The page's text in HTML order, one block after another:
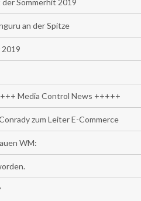
Sommerhit 2019
an der Spitze
2019
Media Control News +++++
zum Leiter E-Commerce
WM: